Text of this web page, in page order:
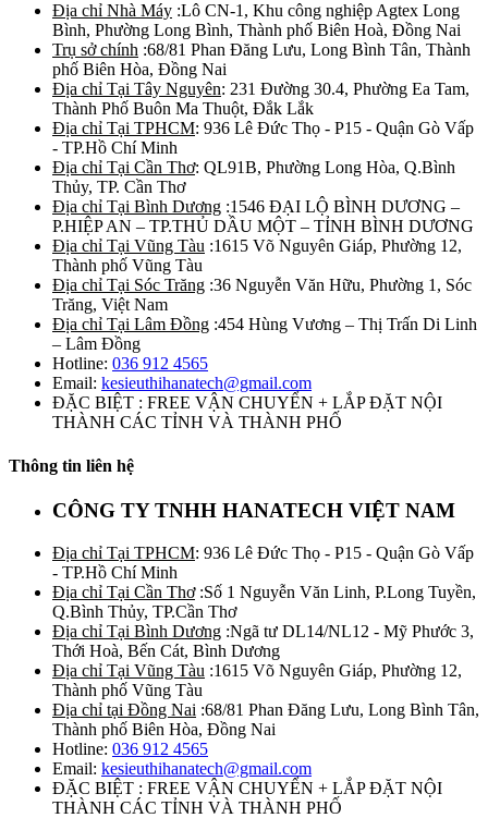
Địa chỉ Nhà Máy :Lô CN-1, Khu công nghiệp Agtex Long
Bình, Phường Long Bình, Thành phố Biên Hoà, Đồng Nai
Trụ sở chính :68/81 Phan Đăng Lưu, Long Bình Tân, Thành
phố Biên Hòa, Đồng Nai
Địa chỉ Tại Tây Nguyên: 231 Đường 30.4, Phường Ea Tam,
Thành Phố Buôn Ma Thuột, Đắk Lắk
Địa chỉ Tại TPHCM: 936 Lê Đức Thọ - P15 - Quận Gò Vấp
- TP.Hồ Chí Minh
Địa chỉ Tại Cần Thơ: QL91B, Phường Long Hòa, Q.Bình
Thủy, TP. Cần Thơ
Địa chỉ Tại Bình Dương :1546 ĐẠI LỘ BÌNH DƯƠNG –
P.HIỆP AN – TP.THỦ DẦU MỘT – TỈNH BÌNH DƯƠNG
Địa chỉ Tại Vũng Tàu :1615 Võ Nguyên Giáp, Phường 12,
Thành phố Vũng Tàu
Địa chỉ Tại Sóc Trăng :36 Nguyễn Văn Hữu, Phường 1, Sóc
Trăng, Việt Nam
Địa chỉ Tại Lâm Đồng :454 Hùng Vương – Thị Trấn Di Linh
– Lâm Đồng
Hotline: 036 912 4565
Email: kesieuthihanatech@gmail.com
ĐẶC BIỆT : FREE VẬN CHUYỂN + LẮP ĐẶT NỘI
THÀNH CÁC TỈNH VÀ THÀNH PHỐ
Thông tin liên hệ
CÔNG TY TNHH HANATECH VIỆT NAM
Địa chỉ Tại TPHCM: 936 Lê Đức Thọ - P15 - Quận Gò Vấp
- TP.Hồ Chí Minh
Địa chỉ Tại Cần Thơ:Số 1 Nguyễn Văn Linh, P.Long Tuyền,
Q.Bình Thủy, TP.Cần Thơ
Địa chỉ Tại Bình Dương :Ngã tư DL14/NL12 - Mỹ Phước 3,
Thới Hoà, Bến Cát, Bình Dương
Địa chỉ Tại Vũng Tàu :1615 Võ Nguyên Giáp, Phường 12,
Thành phố Vũng Tàu
Địa chỉ tại Đồng Nai :68/81 Phan Đăng Lưu, Long Bình Tân,
Thành phố Biên Hòa, Đồng Nai
Hotline: 036 912 4565
Email: kesieuthihanatech@gmail.com
ĐẶC BIỆT : FREE VẬN CHUYỂN + LẮP ĐẶT NỘI
THÀNH CÁC TỈNH VÀ THÀNH PHỐ